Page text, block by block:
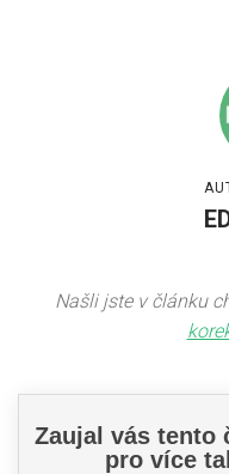
Našli jste v článku